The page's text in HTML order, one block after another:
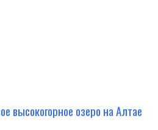
высокогорное озеро на Алтае